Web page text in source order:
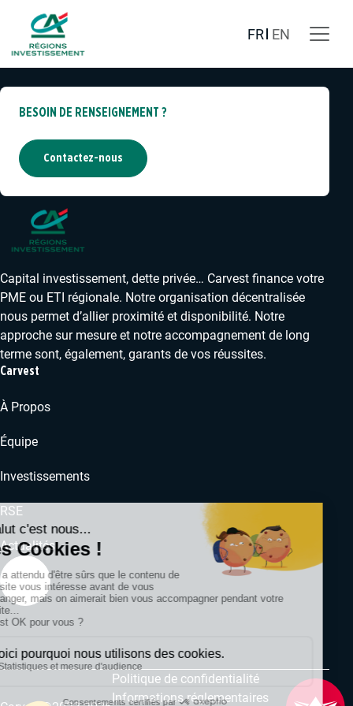
FR EN
David VALET
28 février 2023
BESOIN DE RENSEIGNEMENT ?
Contactez-nous
Capital investissement, dette privée… Carvest finance votre
PME ou ETI régionale. Notre organisation décentralisée
nous permet d’allier proximité et disponibilité. Notre
approche sur mesure et notre accompagnement de long
terme sont, également, garants de vos réussites.
Carvest
À Propos
Équipe
Investissements
RSE
Actualités
Politique de confidentialité
Informations réglementaires